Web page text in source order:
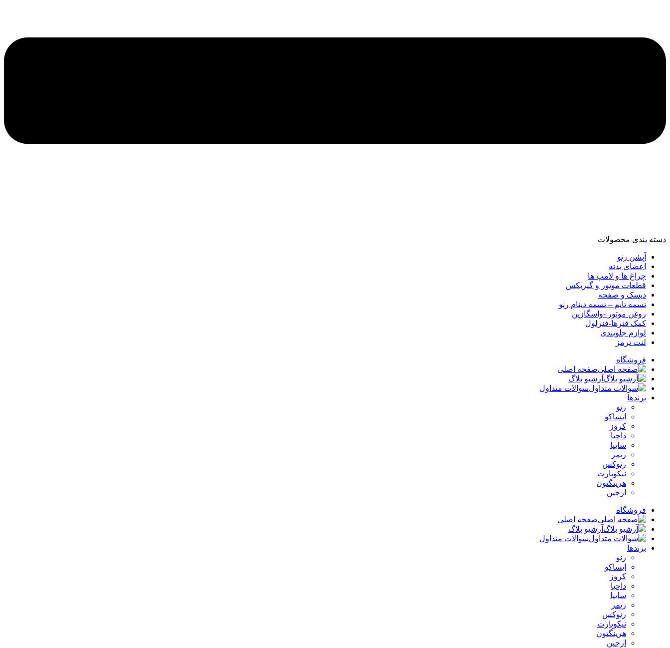
دسته‌ بندی محصولات
آپشن رنو
اعضای بدنه
چراغ ها و لامپ ها
قطعات موتور و گیربکس
دیسک و صفحه
تسمه تایم – تسمه دینام رنو
روغن موتور -واسگازین
کمک فنرها-فنرلول
لوازم جلوبندی
لنت ترمز
فروشگاه
صفحه اصلی
آرشیو بلاگ
سوالات متداول
برندها
رنو
ایساکو
کروز
داچیا
سایپا
زیمر
رنوکس
نیکوپارت
هرینگتون
ارجین
فروشگاه
صفحه اصلی
آرشیو بلاگ
سوالات متداول
برندها
رنو
ایساکو
کروز
داچیا
سایپا
زیمر
رنوکس
نیکوپارت
هرینگتون
ارجین